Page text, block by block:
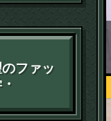
ファッ